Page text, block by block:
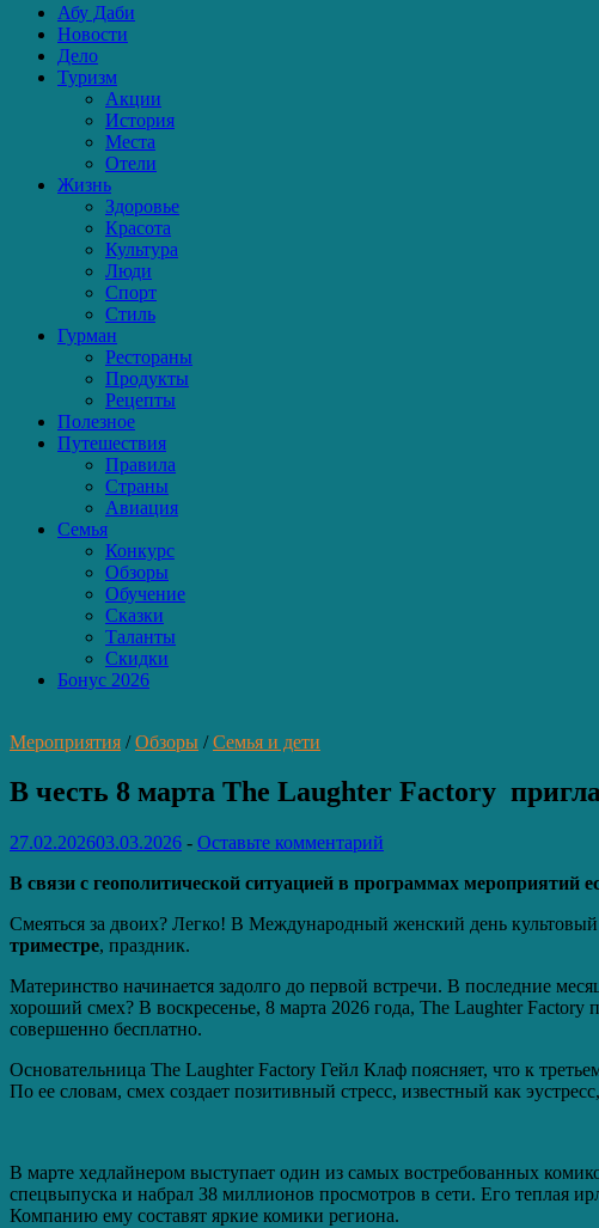
Абу Даби
Новости
Дело
Туризм
Акции
История
Места
Отели
Жизнь
Здоровье
Красота
Культура
Люди
Спорт
Стиль
Гурман
Рестораны
Продукты
Рецепты
Полезное
Путешествия
Правила
Страны
Авиация
Семья
Конкурс
Обзоры
Обучение
Сказки
Таланты
Скидки
Бонус 2026
Мероприятия /Обзоры /Семья и дети
В честь 8 марта The Laughter Factory
27.02.202603.03.2026 - Оставьте комментарий
В связи с геополитической ситуацией в программах мероприятий
Смеяться за двоих? Легко! В Международный женский день
триместре, праздник.
Материнство начинается задолго до первой встречи. В последние
хороший смех? В воскресенье, 8 марта 2026 года, The Laughter
совершенно бесплатно.
Основательница The Laughter Factory Гейл Клаф поясняет, что к
По ее словам, смех создает позитивный стресс, известный как
В марте хедлайнером выступает один из самых востребованных
спецвыпуска и набрал 38 миллионов просмотров в сети. Его теплая
Компанию ему составят яркие комики региона.